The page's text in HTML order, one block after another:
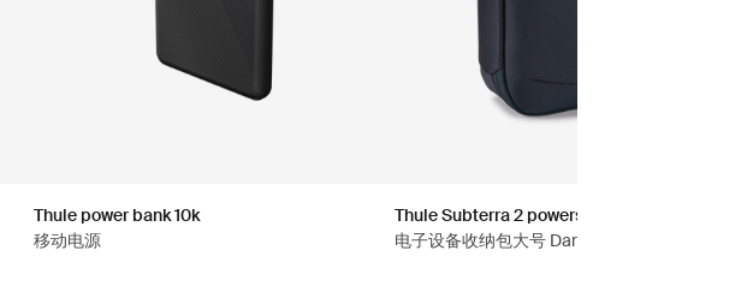
Thule power bank 10k
移动电源
Thule Subterra 2 powershuttle
电子设备收纳包大号 Dark Gray